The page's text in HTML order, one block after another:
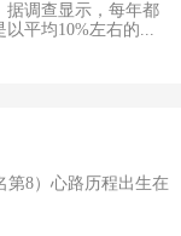
据调查显示，每年都
平均10%左右的...
第8）心路历程出生在